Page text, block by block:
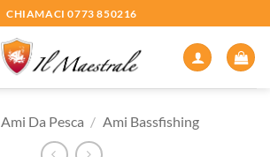
CHIAMACI 0773 850216
Ami Da Pesca / Ami Bassfishing